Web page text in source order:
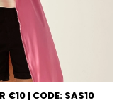
€10 | CODE: SAS10